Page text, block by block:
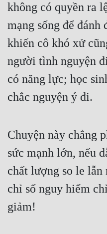
Góc Nhìn Nam
Góc Nhìn Nữ
Huyền Huyễn
Huyền Nghi
Huyền Ảo
Hệ Thống
Học Đường
không có quyền ra
mạng sống để
khiến cô khó xử
người tình nguyện
có năng lực; học
chắc nguyện ý đi.
Chuyện này chẳng
sức mạnh lớn, nếu
chất lượng so le lẫn
chỉ số nguy hiểm
giảm!